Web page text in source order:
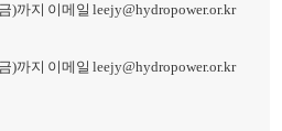
금)까지 이메일leejy@hydropower.or.kr
금)까지 이메일leejy@hydropower.or.kr